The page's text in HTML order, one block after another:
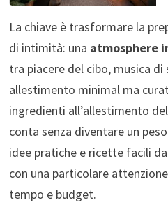
La chiave è trasformare la
di intimità: una atmosphere
tra piacere del cibo, musica
allestimento minimal ma
ingredienti all’allestimento
conta senza diventare un
idee pratiche e ricette facili
con una particolare
tempo e budget.